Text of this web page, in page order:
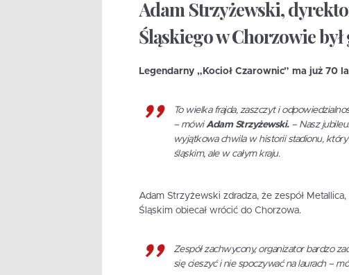
Adam Strzyżewski,
Śląskiego w Chorzowie
Legendarny „Kocioł Czarownic” ma już 70
To wielka frajda, zaszczyt i
– mówiAdam Strzyżewski.– Nasz
wyjątkowa chwila w historii stadionu,
śląskim, ale w całym kraju.
Adam Strzyżewski zdradza, że zespół
Śląskim obiecał wrócić do Chorzowa.
Zespół zachwycony, organizator bardzo
się cieszyć i nie spoczywać na laurach –